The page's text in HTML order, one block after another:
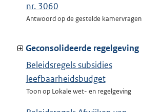
nr. 3060
Antwoord op de gestelde kamervragen
Geconsolideerde regelgeving
Beleidsregels subsidies
leefbaarheidsbudget
Toon op Lokale wet- en regelgeving